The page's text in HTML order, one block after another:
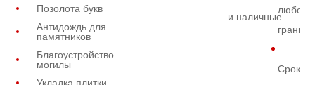
Позолота букв
Антидождь для
памятников
Благоустройство
могилы
и наличные
любом
граните
Срок